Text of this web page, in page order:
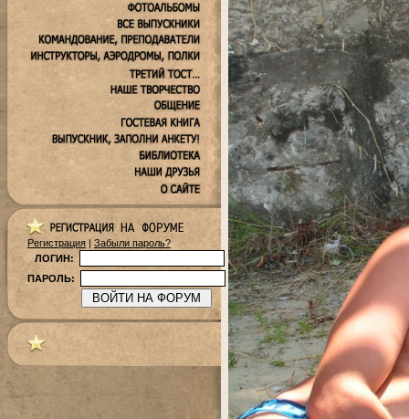
Регистрация | Забыли пароль?
ЛОГИН:
ПАРОЛЬ: